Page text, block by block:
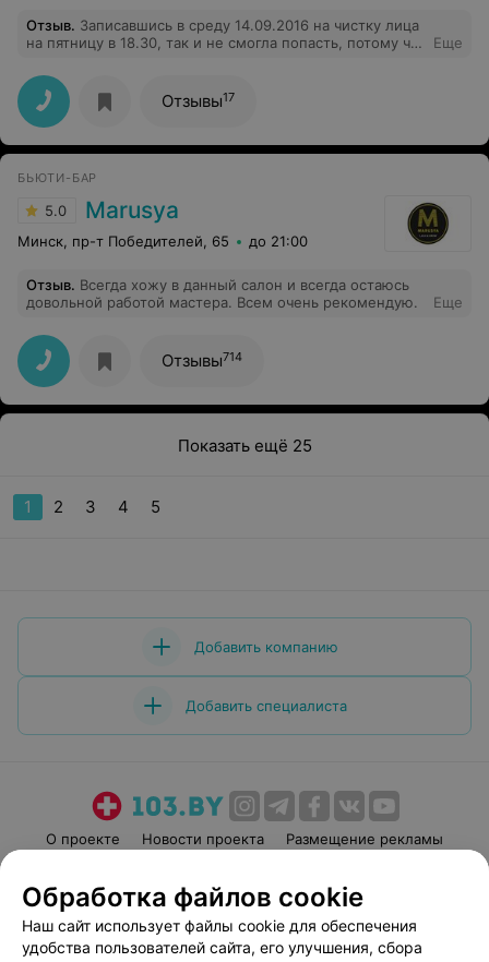
Отзыв. Записавшись в среду 14.09.2016 на чистку лица
на пятницу в 18.30, так и не смогла попасть, потому что
оказывается в принципе по пятницам нет косметолога.
Потраченное время и испорченное настроение-это
результат посещения данного места.
Еще
Отзывы17
БЬЮТИ-БАР
5.0 Marusya
Минск, пр-т Победителей, 65 до 21:00
Отзыв. Всегда хожу в данный салон и всегда остаюсь
довольной работой мастера. Всем очень рекомендую.
Еще
Отзывы714
Показать ещё 25
1 2 3 4 5
Добавить компанию
Добавить специалиста
О проекте Новости проекта
Размещение рекламы
Пользовательское соглашение
Способы оплаты
Вакансии
Партнеры
Обработка файлов cookie
Наш сайт использует файлы cookie для обеспечения
удобства пользователей сайта, его улучшения, сбора